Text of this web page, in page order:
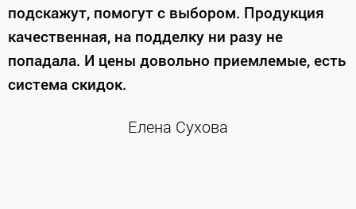
подскажут, помогут с выбором. Продукция
качественная, на подделку ни разу не
попадала. И цены довольно приемлемые, есть
система скидок.
Елена Сухова